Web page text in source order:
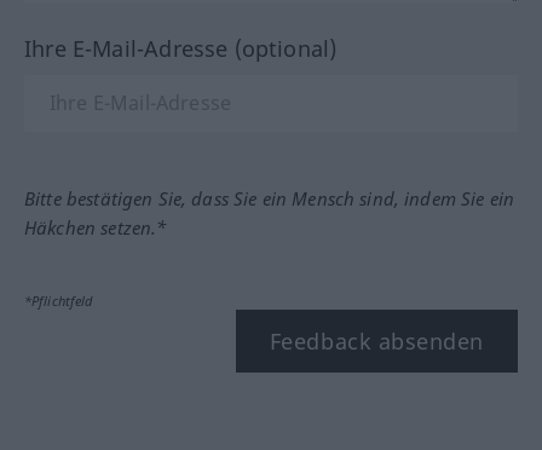
Ihre E-Mail-Adresse (optional)
Bitte bestätigen Sie, dass Sie ein Mensch sind, indem Sie ein
Häkchen setzen.*
*Pflichtfeld
Feedback absenden